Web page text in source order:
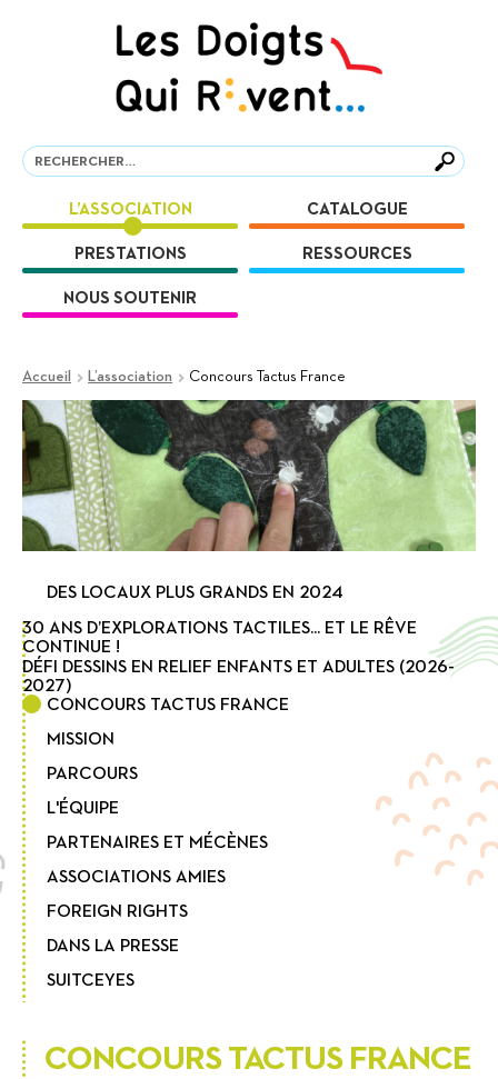
Recherche
Recherche
L’ASSOCIATION CATALOGUE
PRESTATIONS RESSOURCES
NOUS SOUTENIR
Accueil L’association Concours Tactus France
DES LOCAUX PLUS GRANDS EN 2024
30 ANS D’EXPLORATIONS TACTILES... ET LE RÊVE
CONTINUE !
DÉFI DESSINS EN RELIEF ENFANTS ET ADULTES (2026-
2027)
CONCOURS TACTUS FRANCE
MISSION
PARCOURS
L'ÉQUIPE
PARTENAIRES ET MÉCÈNES
ASSOCIATIONS AMIES
FOREIGN RIGHTS
DANS LA PRESSE
SUITCEYES
CONCOURS TACTUS FRANCE